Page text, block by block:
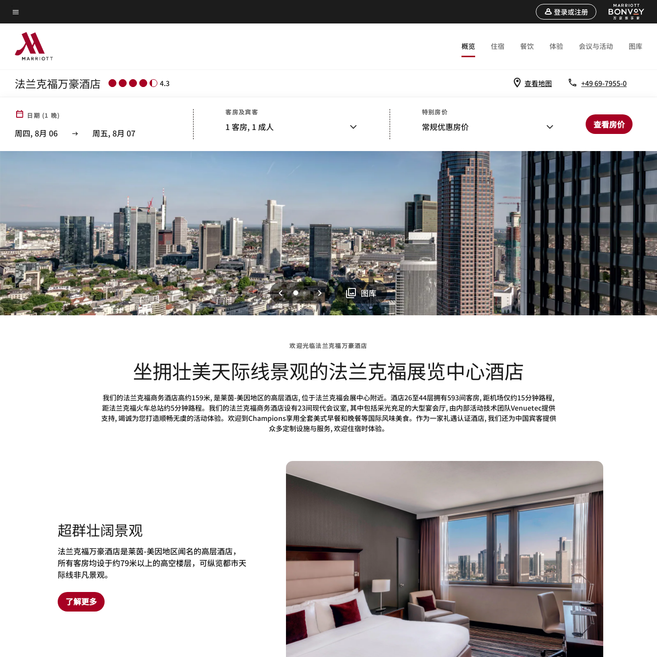
Skip
to
main
content
菜单文本
登录或注册
概览 住宿 餐饮 体验 会议与活动 图库
法兰克福万豪酒店 4.3 查看地图 +49 69-7955-0
日期 (1 晚)
周四, 8月 06 周五, 8月 07
客房及宾客
1 客房, 1 成人
特别房价
常规优惠房价 查看房价
上一页
01 下一页 图库
欢迎光临法兰克福万豪酒店
坐拥壮美天际线景观的法兰克福展览中心酒店
我们的法兰克福商务酒店高约159米, 是莱茵-美因地区的高层酒店, 位于法兰克福会展中心附近。酒店26至44层拥有593间客房, 距机场仅约15分钟路程,
距法兰克福火车总站约5分钟路程。我们的法兰克福商务酒店设有23间现代会议室, 其中包括采光充足的大型宴会厅, 由内部活动技术团队Venuetec提供
支持, 竭诚为您打造顺畅无虞的活动体验。欢迎到Champions享用全套美式早餐和晚餐等国际风味美食。作为一家礼遇认证酒店, 我们还为中国宾客提供
众多定制设施与服务, 欢迎住宿时体验。
超群壮阔景观
法兰克福万豪酒店是莱茵-美因地区闻名的高层酒店，
所有客房均设于约79米以上的高空楼层，可纵览都市天
际线非凡景观。
了解更多